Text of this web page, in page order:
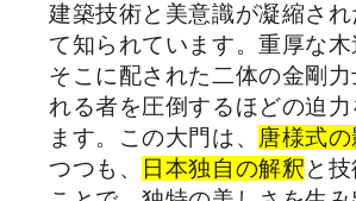
建築技術と美意識が凝縮され
て知られています。重厚な木
そこに配された二体の金剛
れる者を圧倒するほどの迫
ます。この大門は、 唐様式
つつも、
日本独自の解釈と